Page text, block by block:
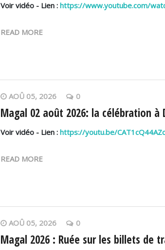
Voir vidéo - Lien : https://www.youtube.com/
READ MORE
AOÛ 05, 2026 0
Magal 02 août 2026: la célébration à
Voir vidéo - Lien : https://youtu.be/CAT1cQ44AZc
READ MORE
AOÛ 05, 2026 0
Magal 2026 : Ruée sur les billets de